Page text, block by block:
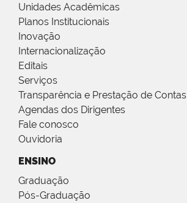
Unidades Acadêmicas
Planos Institucionais
Inovação
Internacionalização
Editais
Serviços
Transparência e Prestação de Contas
Agendas dos Dirigentes
Fale conosco
Ouvidoria
ENSINO
Graduação
Pós-Graduação